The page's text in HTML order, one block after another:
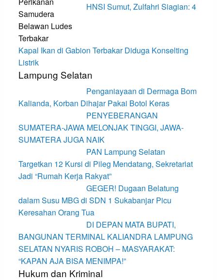
HNSI Sumut, Zulfahri Siagian: 4
Kapal Ikan di Gabion Terbakar Diduga Konselting
Listrik
Lampung Selatan
Penganiayaan di Dermaga Bom
Kalianda, Korban Dihajar Pakai Botol Keras
PENYEBERANGAN
SUMATERA-JAWA MELONJAK TINGGI, JAWA-
SUMATERA JUGA NAIK
PAN Lampung Selatan
Targetkan 12 Kursi di Pileg Mendatang, Sekretariat
Jadi “Rumah Kerja Rakyat”
GEGER! Dugaan Belatung
dalam Susu MBG di SDN 1 Sukabanjar Picu
Keresahan Orang Tua
DI DEPAN MATA BUPATI,
BANGUNAN TERMINAL KALIANDRA LAMPUNG
SELATAN NYARIS ROBOH – MASYARAKAT:
“KAPAN AJA BISA MENIMPA!”
Hukum dan Kriminal